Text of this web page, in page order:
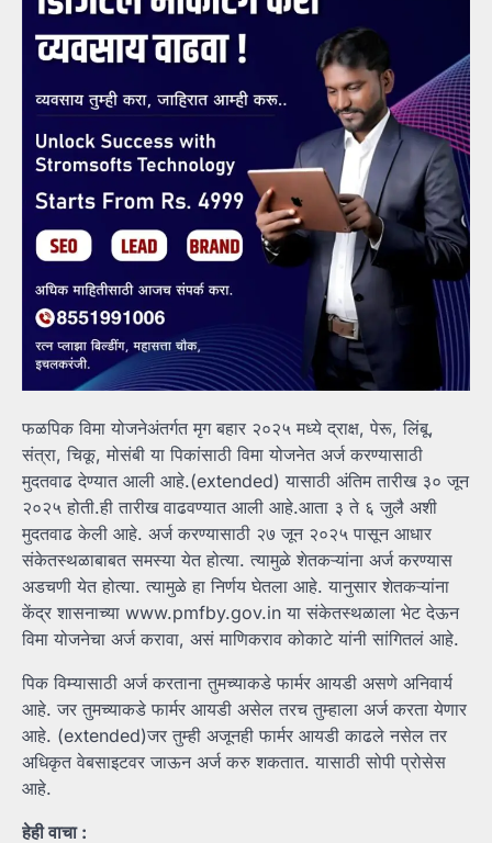
फळपिक विमा योजनेअंतर्गत मृग बहार २०२५ मध्ये द्राक्ष, पेरू, लिंबू,
संत्रा, चिकू, मोसंबी या पिकांसाठी विमा योजनेत अर्ज करण्यासाठी
मुदतवाढ देण्यात आली आहे.(extended) यासाठी अंतिम तारीख ३० जून
२०२५ होती.ही तारीख वाढवण्यात आली आहे.आता ३ ते ६ जुलै अशी
मुदतवाढ केली आहे. अर्ज करण्यासाठी २७ जून २०२५ पासून आधार
संकेतस्थळाबाबत समस्या येत होत्या. त्यामुळे शेतकऱ्यांना अर्ज करण्यास
अडचणी येत होत्या. त्यामुळे हा निर्णय घेतला आहे. यानुसार शेतकऱ्यांना
केंद्र शासनाच्या www.pmfby.gov.in या संकेतस्थळाला भेट देऊन
विमा योजनेचा अर्ज करावा, असं माणिकराव कोकाटे यांनी सांगितलं आहे.
पिक विम्यासाठी अर्ज करताना तुमच्याकडे फार्मर आयडी असणे अनिवार्य
आहे. जर तुमच्याकडे फार्मर आयडी असेल तरच तुम्हाला अर्ज करता येणार
आहे. (extended)जर तुम्ही अजूनही फार्मर आयडी काढले नसेल तर
अधिकृत वेबसाइटवर जाऊन अर्ज करु शकतात. यासाठी सोपी प्रोसेस
आहे.
हेही वाचा :